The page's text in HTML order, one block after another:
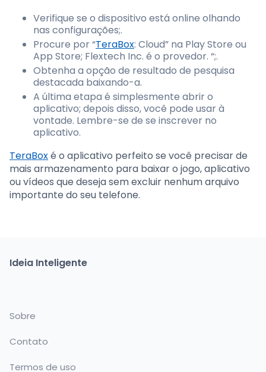
Verifique se o dispositivo está online olhando
nas configurações;.
Procure por “TeraBox: Cloud” na Play Store ou
App Store; Flextech Inc. é o provedor. “;.
Obtenha a opção de resultado de pesquisa
destacada baixando-a.
A última etapa é simplesmente abrir o
aplicativo; depois disso, você pode usar à
vontade. Lembre-se de se inscrever no
aplicativo.
TeraBoxé o aplicativo perfeito se você precisar de
mais armazenamento para baixar o jogo, aplicativo
ou vídeos que deseja sem excluir nenhum arquivo
importante do seu telefone.
Ideia Inteligente
Sobre
Contato
Termos de uso